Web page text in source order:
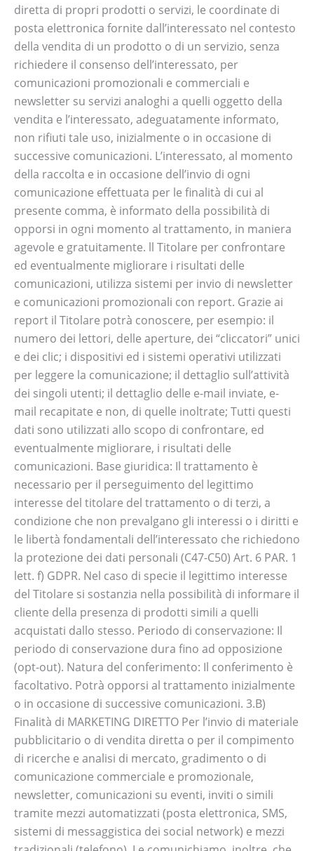
diretta di propri prodotti o servizi, le coordinate di
posta elettronica fornite dall’interessato nel contesto
della vendita di un prodotto o di un servizio, senza
richiedere il consenso dell’interessato, per
comunicazioni promozionali e commerciali e
newsletter su servizi analoghi a quelli oggetto della
vendita e l’interessato, adeguatamente informato,
non rifiuti tale uso, inizialmente o in occasione di
successive comunicazioni. L’interessato, al momento
della raccolta e in occasione dell’invio di ogni
comunicazione effettuata per le finalità di cui al
presente comma, è informato della possibilità di
opporsi in ogni momento al trattamento, in maniera
agevole e gratuitamente. ll Titolare per confrontare
ed eventualmente migliorare i risultati delle
comunicazioni, utilizza sistemi per invio di newsletter
e comunicazioni promozionali con report. Grazie ai
report il Titolare potrà conoscere, per esempio: il
numero dei lettori, delle aperture, dei “cliccatori” unici
e dei clic; i dispositivi ed i sistemi operativi utilizzati
per leggere la comunicazione; il dettaglio sull’attività
dei singoli utenti; il dettaglio delle e-mail inviate, e-
mail recapitate e non, di quelle inoltrate; Tutti questi
dati sono utilizzati allo scopo di confrontare, ed
eventualmente migliorare, i risultati delle
comunicazioni. Base giuridica: Il trattamento è
necessario per il perseguimento del legittimo
interesse del titolare del trattamento o di terzi, a
condizione che non prevalgano gli interessi o i diritti e
le libertà fondamentali dell’interessato che richiedono
la protezione dei dati personali (C47-C50) Art. 6 PAR. 1
lett. f) GDPR. Nel caso di specie il legittimo interesse
del Titolare si sostanzia nella possibilità di informare il
cliente della presenza di prodotti simili a quelli
acquistati dallo stesso. Periodo di conservazione: Il
periodo di conservazione dura fino ad opposizione
(opt-out). Natura del conferimento: Il conferimento è
facoltativo. Potrà opporsi al trattamento inizialmente
o in occasione di successive comunicazioni. 3.B)
Finalità di MARKETING DIRETTO Per l’invio di materiale
pubblicitario o di vendita diretta o per il compimento
di ricerche e analisi di mercato, gradimento o di
comunicazione commerciale e promozionale,
newsletter, comunicazioni su eventi, inviti o simili
tramite mezzi automatizzati (posta elettronica, SMS,
sistemi di messaggistica dei social network) e mezzi